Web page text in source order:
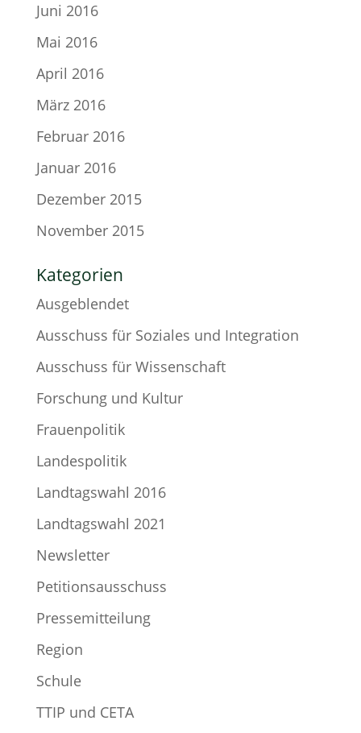
Juni 2016
Mai 2016
April 2016
März 2016
Februar 2016
Januar 2016
Dezember 2015
November 2015
Kategorien
Ausgeblendet
Ausschuss für Soziales und Integration
Ausschuss für Wissenschaft
Forschung und Kultur
Frauenpolitik
Landespolitik
Landtagswahl 2016
Landtagswahl 2021
Newsletter
Petitionsausschuss
Pressemitteilung
Region
Schule
TTIP und CETA